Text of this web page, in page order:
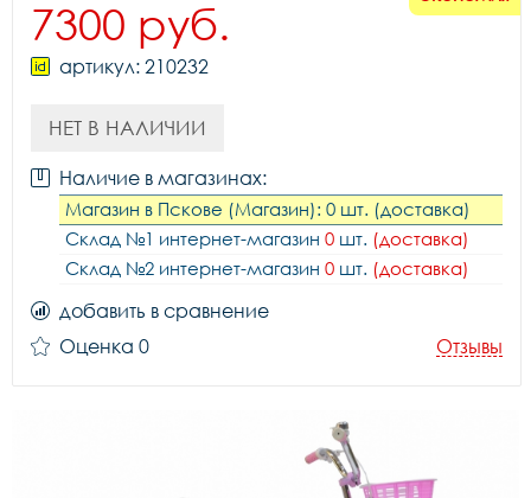
7300 руб.
артикул: 210232
НЕТ В НАЛИЧИИ
Наличие в магазинах:
Магазин в Пскове (Магазин): 0 шт. (доставка)
Склад №1 интернет-магазин 0 шт. (доставка)
Склад №2 интернет-магазин 0 шт. (доставка)
добавить в сравнение
Оценка 0
Отзывы